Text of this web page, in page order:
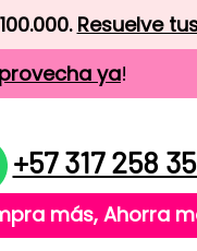
Resuelve
ya!
+57 317 258
más, Ahorra